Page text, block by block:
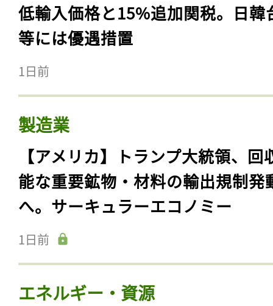
低輸入価格と15%追加関税。日韓
等には優遇措置
1日前
製造業
【アメリカ】トランプ大統領、回
能な重要鉱物・材料の輸出規制発
へ。サーキュラーエコノミー
1日前
エネルギー・資源